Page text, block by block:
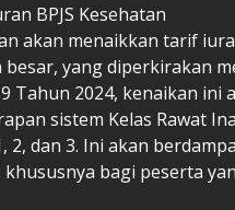
BPJS Kesehatan
akan menaikkan tarif
besar, yang diperkirakan
Tahun 2024, kenaikan ini
sistem Kelas Rawat
2, dan 3. Ini akan
khususnya bagi peserta